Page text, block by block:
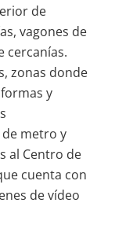
de
vagones de
cercanías.
zonas donde
y
metro y
al Centro de
cuenta con
de vídeo